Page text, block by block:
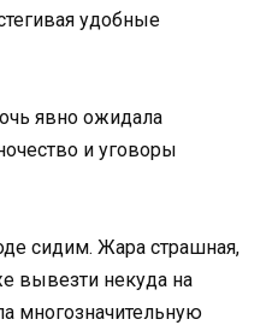
удобные
явно ожидала
и уговоры
сидим. Жара страшная,
вывезти некуда на
многозначительную